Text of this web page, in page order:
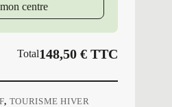
centre
Total148,50€ TTC
, TOURISME HIVER